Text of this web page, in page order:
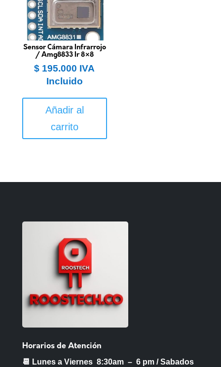
Sensor Cámara Infrarrojo
/ Amg8833 Ir 8×8
$ 195.000 IVA
Incluido
Añadir al
carrito
Horarios de Atención
📆 Lunes a Viernes 8:30am – 6 pm /Sabados